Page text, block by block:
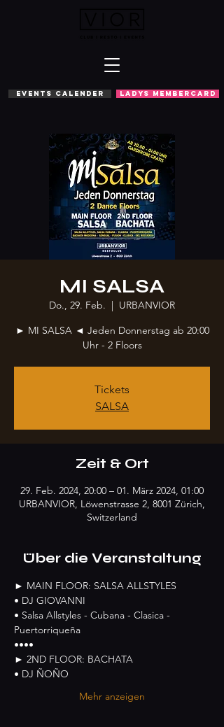
EVENTS CALENDER LADYS MEMBERCARD
MI SALSA
Do., 29. Feb.
  |
URBANVIOR
► MI SALSA ◄ Jeden Donnerstag ab 20:00
Uhr - 2 Floors
Tickets
SALSA
Zeit & Ort
29. Feb. 2024, 20:00 – 01. März 2024, 01:00
URBANVIOR, Löwenstrasse 2, 8001 Zürich,
Switzerland
Über die Veranstaltung
► MAIN FLOOR: SALSA ALLSTYLES
• DJ GIOVANNI
• Salsa Allstyles - Cubana - Clasica -
Puertorriqueña
••••
► 2ND FLOOR: BACHATA
• DJ ÑOÑO
Mehr anzeigen